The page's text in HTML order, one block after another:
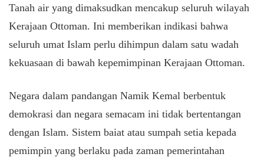
Tanah air yang dimaksudkan mencakup seluruh wilayah
Kerajaan Ottoman. Ini memberikan indikasi bahwa
seluruh umat Islam perlu dihimpun dalam satu wadah
kekuasaan di bawah kepemimpinan Kerajaan Ottoman.
Negara dalam pandangan Namik Kemal berbentuk
demokrasi dan negara semacam ini tidak bertentangan
dengan Islam. Sistem baiat atau sumpah setia kepada
pemimpin yang berlaku pada zaman pemerintahan